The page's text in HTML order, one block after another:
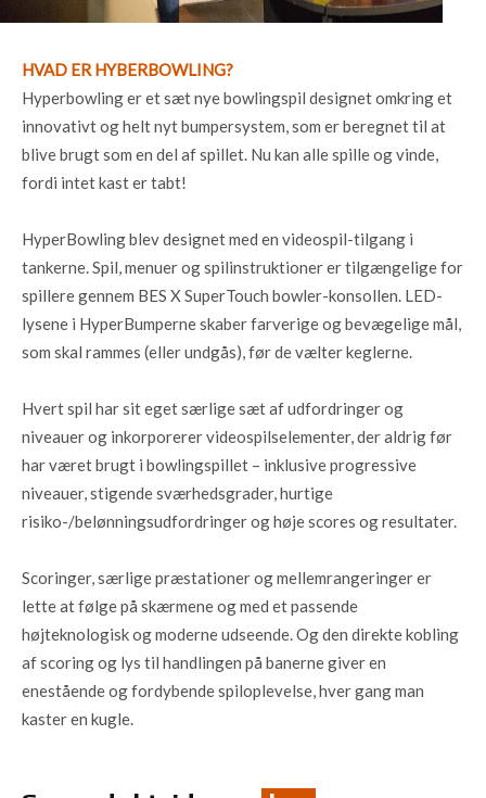
HVAD ER HYBERBOWLING?
Hyperbowling er et sæt nye bowlingspil designet omkring et
innovativt og helt nyt bumpersystem, som er beregnet til at
blive brugt som en del af spillet. Nu kan alle spille og vinde,
fordi intet kast er tabt!
HyperBowling blev designet med en videospil-tilgang i
tankerne. Spil, menuer og spilinstruktioner er tilgængelige for
spillere gennem BES X SuperTouch bowler-konsollen. LED-
lysene i HyperBumperne skaber farverige og bevægelige mål,
som skal rammes (eller undgås), før de vælter keglerne.
Hvert spil har sit eget særlige sæt af udfordringer og
niveauer og inkorporerer videospilselementer, der aldrig før
har været brugt i bowlingspillet – inklusive progressive
niveauer, stigende sværhedsgrader, hurtige
risiko-/belønningsudfordringer og høje scores og resultater.
Scoringer, særlige præstationer og mellemrangeringer er
lette at følge på skærmene og med et passende
højteknologisk og moderne udseende. Og den direkte kobling
af scoring og lys til handlingen på banerne giver en
enestående og fordybende spiloplevelse, hver gang man
kaster en kugle.